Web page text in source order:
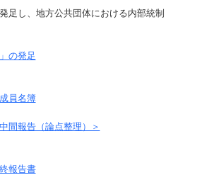
足し、地方公共団体における内部統制
の発足
員名簿
間報告（論点整理）＞
報告書